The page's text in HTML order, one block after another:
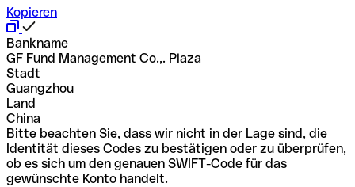
Kopieren
Bankname
GF Fund Management Co.,. Plaza
Stadt
Guangzhou
Land
China
Bitte beachten Sie, dass wir nicht in der Lage sind, die
Identität dieses Codes zu bestätigen oder zu überprüfen,
ob es sich um den genauen SWIFT-Code für das
gewünschte Konto handelt.